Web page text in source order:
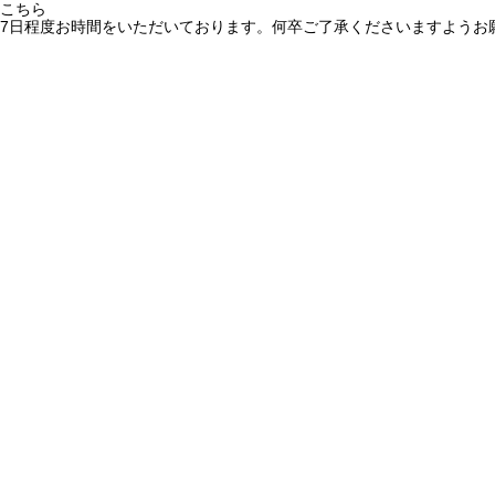
ちら
程度お時間をいただいております。何卒ご了承くださいますようお